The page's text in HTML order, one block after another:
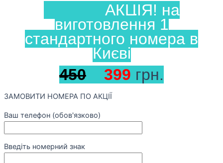
АКЦІЯ! на
виготовлення 1
стандартного номера в
Києві
450
399 грн.
ЗАМОВИТИ НОМЕРА ПО АКЦІЇ
Ваш телефон (обов'язково)
Введіть номерний знак